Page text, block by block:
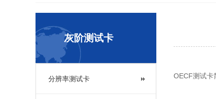
灰阶测试卡
分辨率测试卡 OECF测试卡